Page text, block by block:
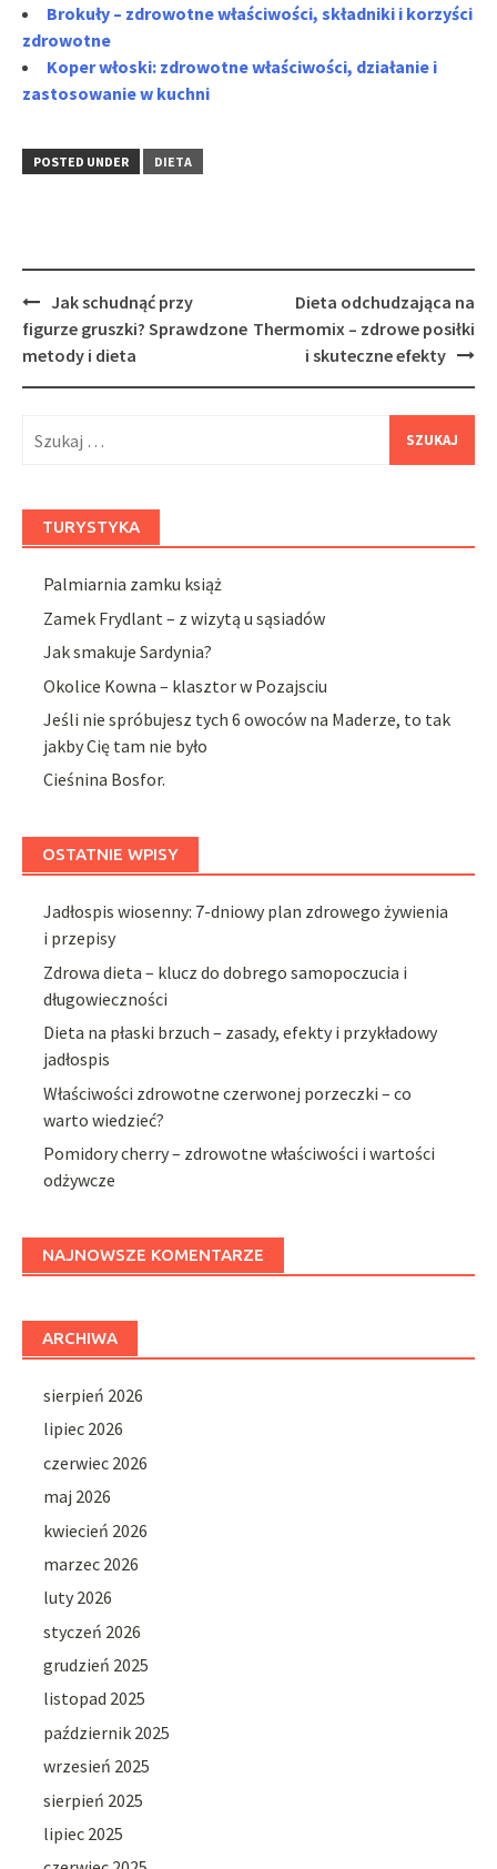
Brokuły – zdrowotne właściwości, składniki i korzyści
zdrowotne
Koper włoski: zdrowotne właściwości, działanie i
zastosowanie w kuchni
POSTED UNDER DIETA
Post
navigation
Jak schudnąć przy
figurze gruszki? Sprawdzone
metody i dieta
Dieta odchudzająca na
Thermomix – zdrowe posiłki
i skuteczne efekty
TURYSTYKA
Palmiarnia zamku książ
Zamek Frydlant – z wizytą u sąsiadów
Jak smakuje Sardynia?
Okolice Kowna – klasztor w Pozajsciu
Jeśli nie spróbujesz tych 6 owoców na Maderze, to tak
jakby Cię tam nie było
Cieśnina Bosfor.
OSTATNIE WPISY
Jadłospis wiosenny: 7-dniowy plan zdrowego żywienia
i przepisy
Zdrowa dieta – klucz do dobrego samopoczucia i
długowieczności
Dieta na płaski brzuch – zasady, efekty i przykładowy
jadłospis
Właściwości zdrowotne czerwonej porzeczki – co
warto wiedzieć?
Pomidory cherry – zdrowotne właściwości i wartości
odżywcze
NAJNOWSZE KOMENTARZE
ARCHIWA
sierpień 2026
lipiec 2026
czerwiec 2026
maj 2026
kwiecień 2026
marzec 2026
luty 2026
styczeń 2026
grudzień 2025
listopad 2025
październik 2025
wrzesień 2025
sierpień 2025
lipiec 2025